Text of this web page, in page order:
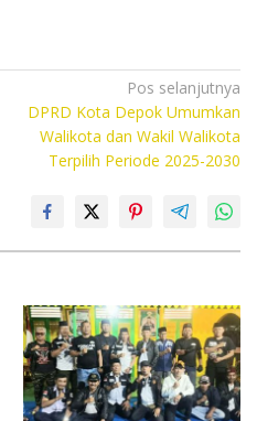
Pos selanjutnya
DPRD Kota Depok Umumkan
Walikota dan Wakil Walikota
Terpilih Periode 2025-2030